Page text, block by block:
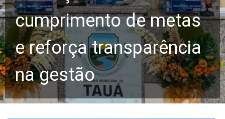
cumprimento de metas
e reforça transparência
na gestão